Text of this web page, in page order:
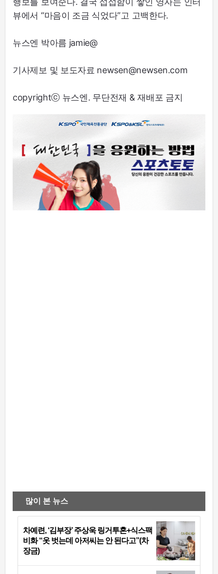
뷰에서 “마음이 조금 식었다”고 고백한다.
뉴스엔 박아름 jamie@
기사제보 및 보도자료 newsen@newsen.com
copyrightⓒ 뉴스엔. 무단전재 & 재배포 금지
많이 본 뉴스
차예련, ‘김부장’ 주상욱 링거투혼+식스팩
비화 “옷 벗는데 아저씨는 안 된다고”(차
장금)